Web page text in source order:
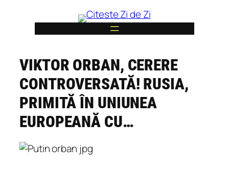
content
VIKTOR ORBAN, CERERE
CONTROVERSATĂ! RUSIA,
PRIMITĂ ÎN UNIUNEA
EUROPEANĂ CU…
6